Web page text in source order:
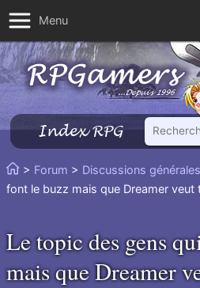
Menu
Index RPG
Vous
êtes
> Forum > Discussions générales
font le buzz mais que Dreamer veut
Le topic des gens
mais que Dreamer